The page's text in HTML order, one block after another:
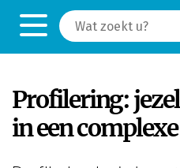
Profilering:
in een